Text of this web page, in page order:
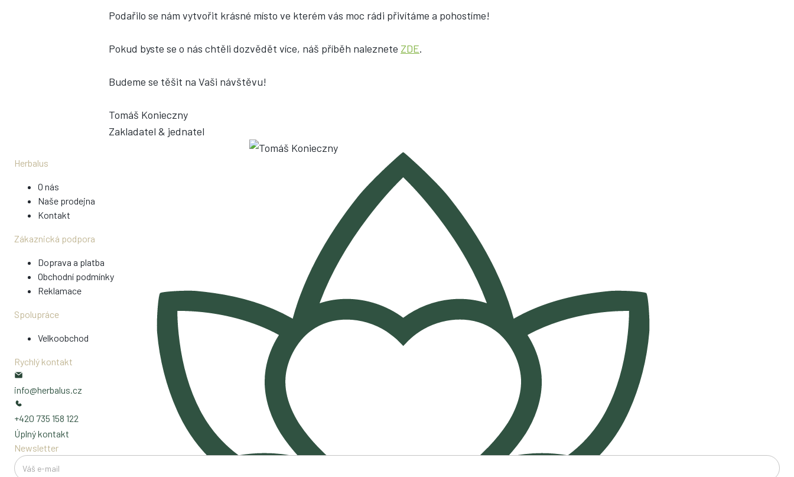
Podařilo se nám vytvořit krásné místo ve kterém vás moc rádi přivítáme a pohostíme!
Pokud byste se o nás chtěli dozvědět více, náš příběh naleznete ZDE.
Budeme se těšit na Vaši návštěvu!
Tomáš Konieczny
Zakladatel & jednatel
Herbalus
O nás
Naše prodejna
Kontakt
Zákaznická podpora
Doprava a platba
Obchodní podmínky
Reklamace
Spolupráce
Velkoobchod
Rychlý kontakt
info@herbalus.cz
+420 735 158 122
Úplný kontakt
Newsletter